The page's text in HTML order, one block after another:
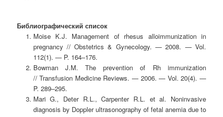
Библиографический список
Moise K.J. Management of rhesus alloimmunization in
pregnancy // Obstetrics & Gynecology. — 2008. — Vol.
112(1). — P. 164–176.
Bowman J.M. The prevention of Rh immunization
// Transfusion Medicine Reviews. — 2006. — Vol. 20(4). —
P. 289–295.
Mari G., Deter R.L., Carpenter R.L. et al. Noninvasive
diagnosis by Doppler ultrasonography of fetal anemia due to